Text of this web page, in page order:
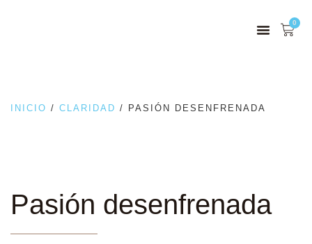
0
INICIO / CLARIDAD / PASIÓN DESENFRENADA
Pasión desenfrenada